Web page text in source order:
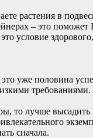
растения в
– это
условие
уже половина
требованиями.
то лучше
сначала.